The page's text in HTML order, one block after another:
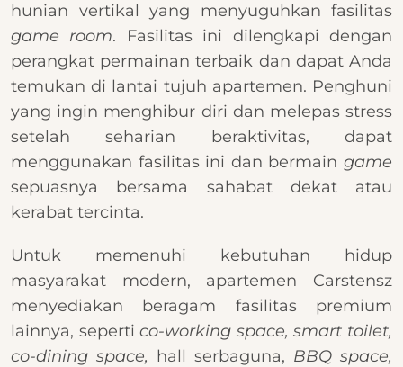
hunian vertikal yang menyuguhkan fasilitas
game room. Fasilitas ini dilengkapi dengan
perangkat permainan terbaik dan dapat Anda
temukan di lantai tujuh apartemen. Penghuni
yang ingin menghibur diri dan melepas stress
setelah seharian beraktivitas, dapat
menggunakan fasilitas ini dan bermain game
sepuasnya bersama sahabat dekat atau
kerabat tercinta.
Untuk memenuhi kebutuhan hidup
masyarakat modern, apartemen Carstensz
menyediakan beragam fasilitas premium
lainnya, sepertico-working space, smart toilet,
co-dining space, hall serbaguna, BBQ space,